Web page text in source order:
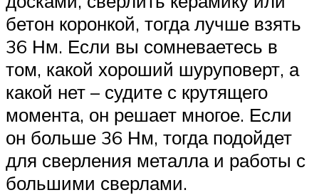
бетон коронкой, тогда лучше взять
36 Нм. Если вы сомневаетесь в
том, какой хороший шуруповерт, а
какой нет – судите с крутящего
момента, он решает многое. Если
он больше 36 Нм, тогда подойдет
для сверления металла и работы с
большими сверлами.